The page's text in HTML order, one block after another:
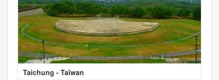
Taichung - Taïwan